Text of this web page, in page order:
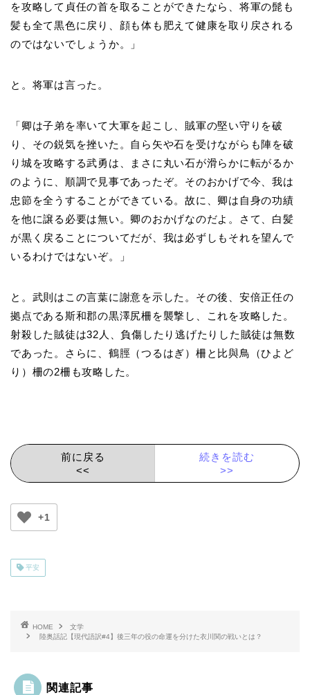
を攻略して貞任の首を取ることができたなら、将軍の髭も
髪も全て黒色に戻り、顔も体も肥えて健康を取り戻される
のではないでしょうか。」
と。将軍は言った。
「卿は子弟を率いて大軍を起こし、賊軍の堅い守りを破
り、その鋭気を挫いた。自ら矢や石を受けながらも陣を破
り城を攻略する武勇は、まさに丸い石が滑らかに転がるか
のように、順調で見事であったぞ。そのおかげで今、我は
忠節を全うすることができている。故に、卿は自身の功績
を他に譲る必要は無い。卿のおかげなのだよ。さて、白髪
が黒く戻ることについてだが、我は必ずしもそれを望んで
いるわけではないぞ。」
と。武則はこの言葉に謝意を示した。その後、安倍正任の
拠点である斯和郡の黒澤尻柵を襲撃し、これを攻略した。
射殺した賊徒は32人、負傷したり逃げたりした賊徒は無数
であった。さらに、鶴脛（つるはぎ）柵と比與鳥（ひよど
り）柵の2柵も攻略した。
前に戻る
<<
続きを読む
>>
+1
平安
HOME
文学
陸奥話記【現代語訳#4】後三年の役の命運を分けた衣川関の戦いとは？
関連記事